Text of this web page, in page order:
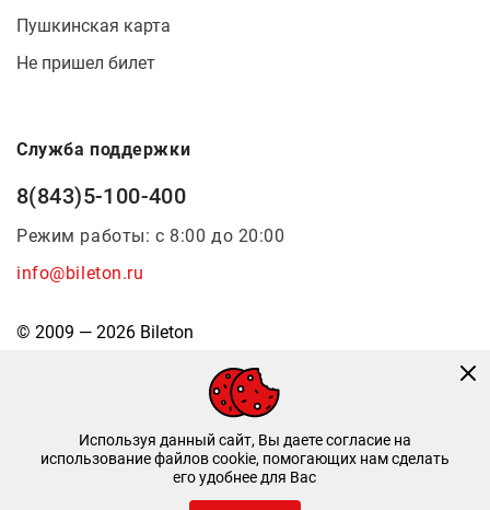
Пушкинская карта
Не пришел билет
Служба поддержки
8(843)5-100-400
Режим работы: с 8:00 до 20:00
info@bileton.ru
© 2009 — 2026 Bileton
Инфоматика
Используя данный сайт, Вы даете согласие на
использование файлов cookie, помогающих нам сделать
его удобнее для Вас